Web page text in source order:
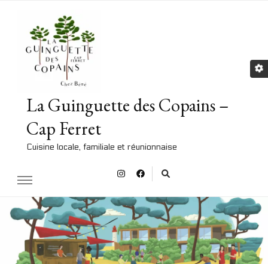
La Guinguette des Copains –
Cap Ferret
Cuisine locale, familiale et réunionnaise